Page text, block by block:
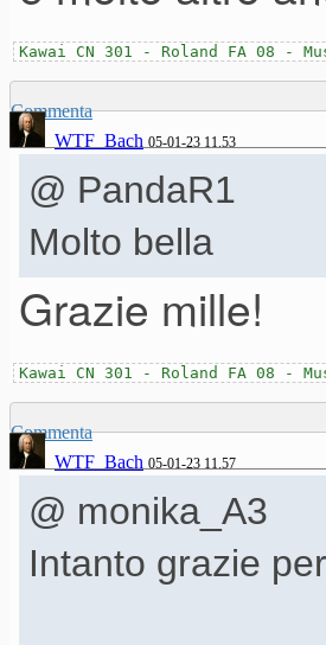
Kawai CN 301 - Roland FA 08 -
Commenta
WTF_Bach 05-01-23 11.53
@ PandaR1
Molto bella
Grazie mille!
Kawai CN 301 - Roland FA 08 -
Commenta
WTF_Bach 05-01-23 11.57
@ monika_A3
Intanto grazie